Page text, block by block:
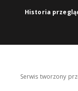
Historia
Serwis tworzony